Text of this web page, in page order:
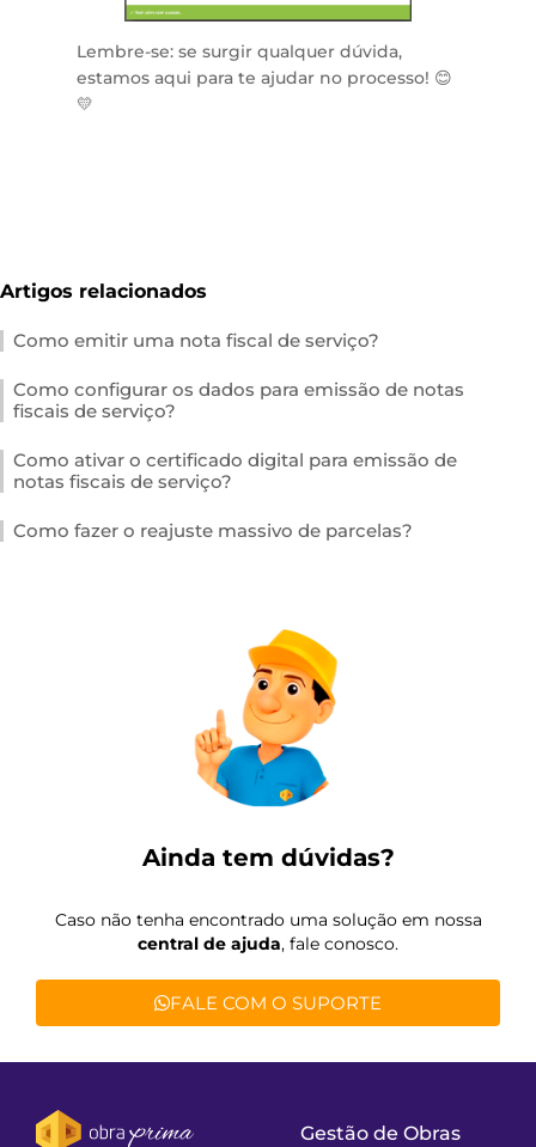
Lembre-se: se surgir qualquer dúvida,
estamos aqui para te ajudar no processo! 😊
💛
Artigos relacionados
Como emitir uma nota fiscal de serviço?
Como configurar os dados para emissão de notas
fiscais de serviço?
Como ativar o certificado digital para emissão de
notas fiscais de serviço?
Como fazer o reajuste massivo de parcelas?
Ainda tem dúvidas?
Caso não tenha encontrado uma solução em nossa
central de ajuda, fale conosco.
FALE COM O SUPORTE
Gestão de Obras